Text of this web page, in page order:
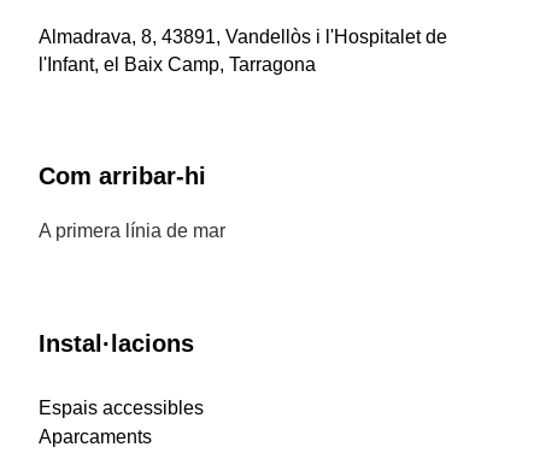
Almadrava, 8, 43891, Vandellòs i l'Hospitalet de
l'Infant, el Baix Camp, Tarragona
Com arribar-hi
A primera línia de mar
Instal·lacions
Espais accessibles
Aparcaments